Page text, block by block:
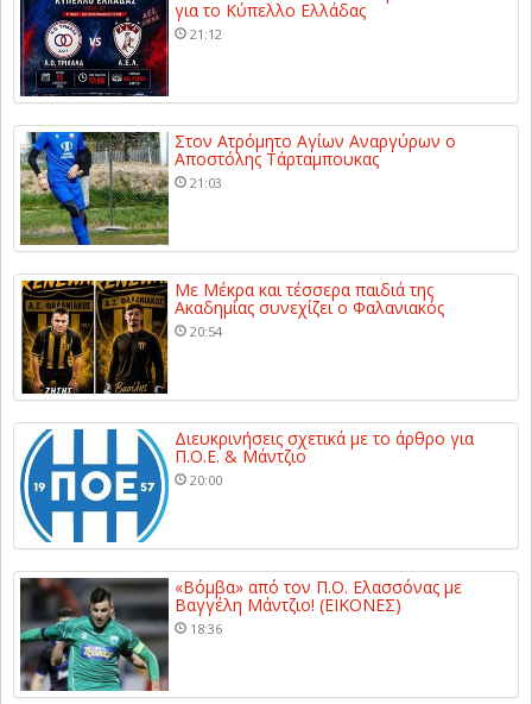
για το Κύπελλο Ελλάδας
21:12
Στον Ατρόμητο Αγίων Αναργύρων ο
Αποστόλης Τάρταμπουκας
21:03
Με Μέκρα και τέσσερα παιδιά της
Ακαδημίας συνεχίζει ο Φαλανιακός
20:54
Διευκρινήσεις σχετικά με το άρθρο για
Π.Ο.Ε. & Μάντζιο
20:00
«Βόμβα» από τον Π.Ο. Ελασσόνας με
Βαγγέλη Μάντζιο! (ΕΙΚΟΝΕΣ)
18:36